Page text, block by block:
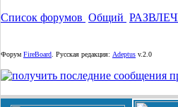
Список форумов Общий
Форум FireBoard Русская редакция: Adeptus v.2.0